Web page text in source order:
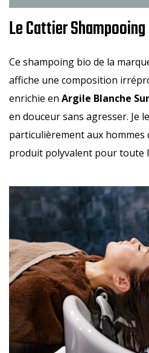
Le Cattier
Ce shampoing bio de la
affiche une composition
enrichie en Argile Blanche
en douceur sans agresser. Je
particulièrement aux hommes
produit polyvalent pour toute